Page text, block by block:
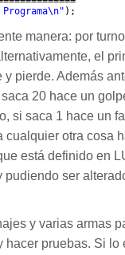
);
manera: por
el
pierde. Además
20 hace un
si saca 1 hace un
cualquier otra cosa
está definido en
ser
y varias armas
pruebas. Si lo